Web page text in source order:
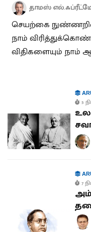
தாமஸ்
செயற்கை
நாம்
விதிகளையும் நாம்
5
7